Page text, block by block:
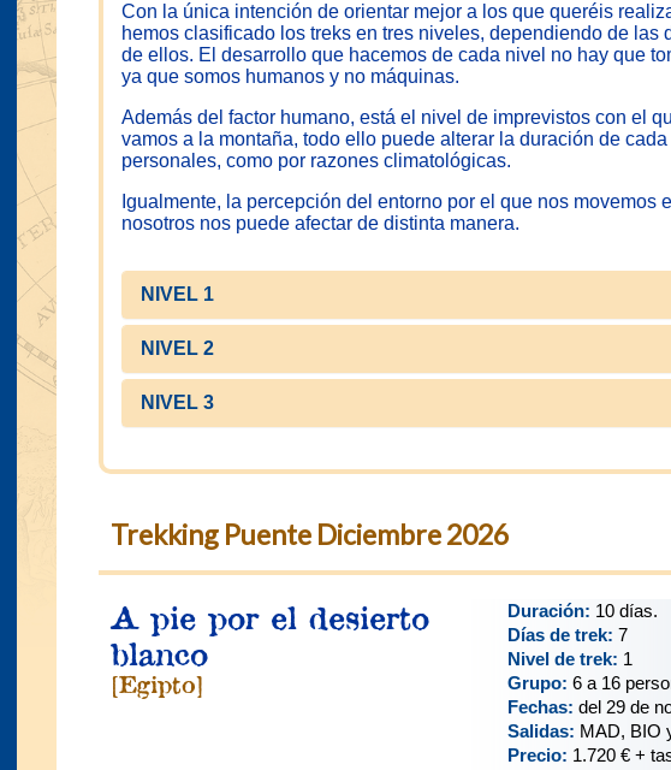
Con la única intención de orientar mejor a los que queréis
hemos clasificado los treks en tres niveles, dependiendo de las
de ellos. El desarrollo que hacemos de cada nivel no hay que
ya que somos humanos y no máquinas.
Además del factor humano, está el nivel de imprevistos con el
vamos a la montaña, todo ello puede alterar la duración de
personales, como por razones climatológicas.
Igualmente, la percepción del entorno por el que nos movemos
nosotros nos puede afectar de distinta manera.
NIVEL 1
NIVEL 2
NIVEL 3
Trekking Puente Diciembre 2026
A pie por el desierto
blanco
[Egipto]
Duración: 10 días.
Días de trek: 7
Nivel de trek: 1
Grupo: 6 a 16
Fechas: del 29 de
Salidas: MAD, BIO
Precio: 1.720 € +